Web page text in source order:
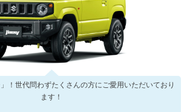
！世代問わずたくさんの方にご愛用いただいており
ます！